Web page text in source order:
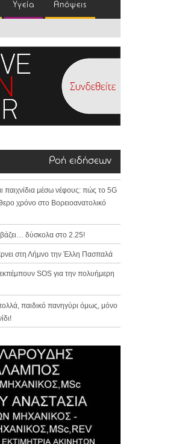
Υγεία Απόψεις
Ροή ειδήσεων
παιχνίδια μέσω νέφους: πώς το 5G
χρόνο στο Βορειοανατολικό
δύσκολα στο 2.25!
στη Λήμνο την Έλλη Πασπαλά
SOS για την πολυήμερη
παιδικό πανηγύρι όμως, μόνο